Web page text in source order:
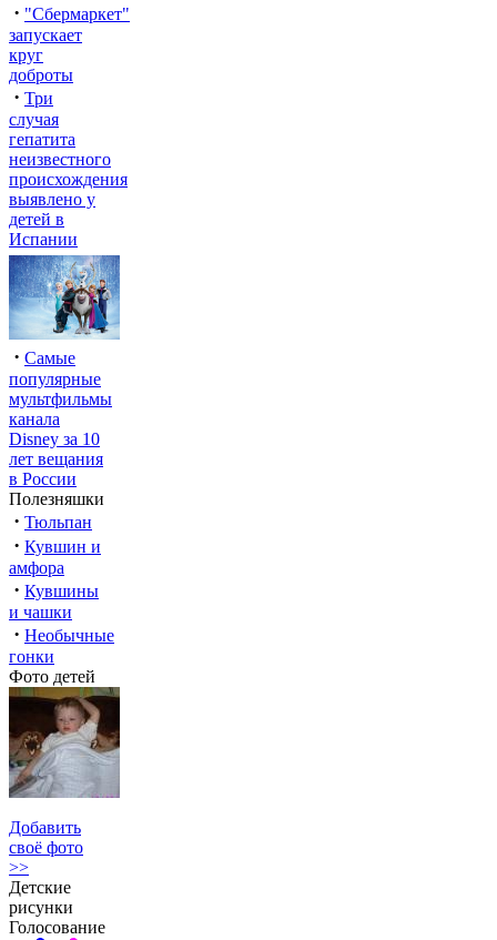
· "Сбермаркет"
запускает
круг
доброты
· Три
случая
гепатита
неизвестного
происхождения
выявлено у
детей в
Испании
· Самые
популярные
мультфильмы
канала
Disney за 10
лет вещания
в России
Полезняшки
· Тюльпан
· Кувшин и
амфора
· Кувшины
и чашки
· Необычные
гонки
Фото детей
Добавить
своё фото
>>
Детские
рисунки
Голосование